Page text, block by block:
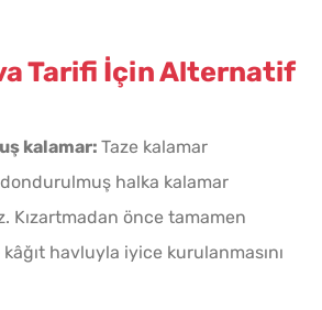
Tarifi İçin Alternatif
kalamar: Taze kalamar
halka kalamar
Kızartmadan önce tamamen
havluyla iyice kurulanmasını